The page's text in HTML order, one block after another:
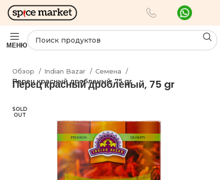
МЕНЮ
Обзор Indian Bazar
Семена
Перец красный дробленый, 75 gr
Перец красный дробленый, 75 gr
SOLD
OUT